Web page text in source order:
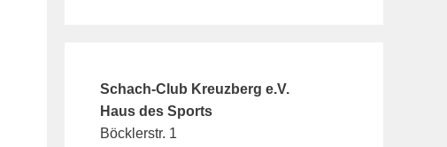
Schach-Club Kreuzberg e.V.
Haus des Sports
Böcklerstr. 1